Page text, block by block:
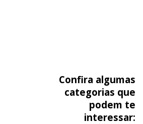
Confira algumas
categorias que
podem te
interessar: